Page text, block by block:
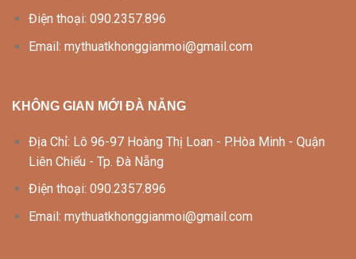
Điện thoại: 090.2357.896
Email: mythuatkhonggianmoi@gmail.com
KHÔNG GIAN MỚI ĐÀ NẴNG
Địa Chỉ: Lô 96-97 Hoàng Thị Loan - P.Hòa Minh - Quận
Liên Chiểu - Tp. Đà Nẵng
Điện thoại: 090.2357.896
Email: mythuatkhonggianmoi@gmail.com